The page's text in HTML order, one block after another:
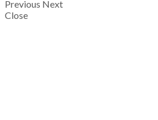
Previous Next
Close